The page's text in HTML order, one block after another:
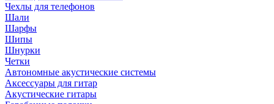
Чехлы для телефонов
Шали
Шарфы
Шипы
Шнурки
Четки
Автономные акустические системы
Аксессуары для гитар
Акустические гитары